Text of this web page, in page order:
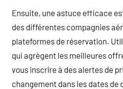
Ensuite, une astuce efficace
des différentes compagnies
plateformes de réservation.
qui agrègent les meilleures
vous inscrire à des alertes de
changement dans les dates de